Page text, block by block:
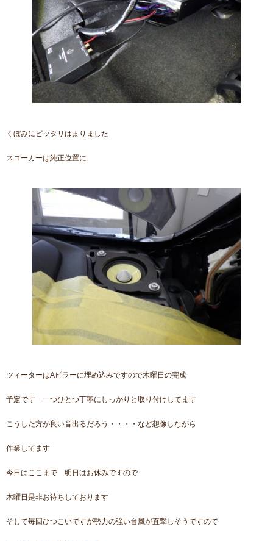
くぼみにピッタリはまりました
スコーカーは純正位置に
ツィーターはAピラーに埋め込みですので木曜日の完成
予定です 一つひとつ丁寧にしっかりと取り付けしてます
こうした方が良い音出るだろう・・・・など想像しながら
作業してます
今日はここまで 明日はお休みですので
木曜日是非お待ちしております
そして毎回ひつこいですが勢力の強い台風が直撃しそうですので